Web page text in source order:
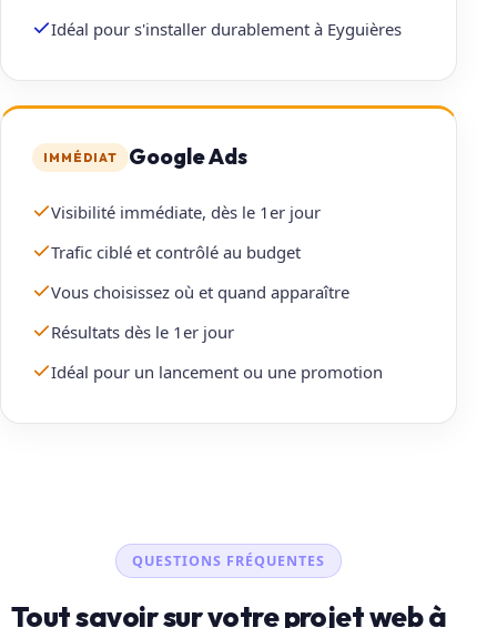
Idéal pour s'installer durablement à Eyguières
IMMÉDIAT Google Ads
Visibilité immédiate, dès le 1er jour
Trafic ciblé et contrôlé au budget
Vous choisissez où et quand apparaître
Résultats dès le 1er jour
Idéal pour un lancement ou une promotion
QUESTIONS FRÉQUENTES
Tout savoir sur votre projet web à